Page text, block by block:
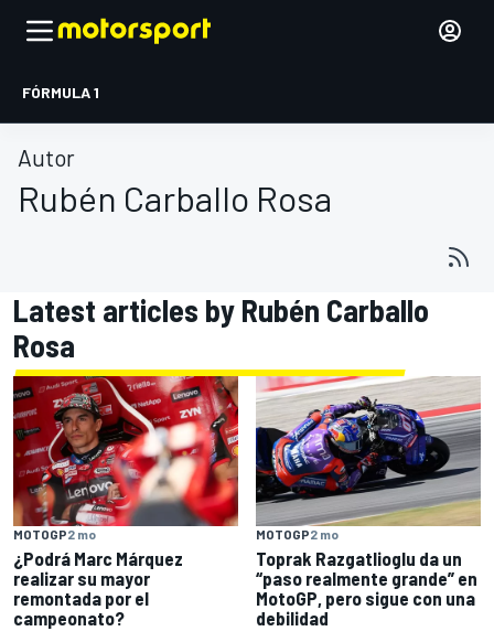
FÓRMULA 1
Autor
Rubén Carballo Rosa
Latest articles by Rubén Carballo
Rosa
MOTOGP2 mo
¿Podrá Marc Márquez
realizar su mayor
remontada por el
campeonato?
MOTOGP2 mo
Toprak Razgatlioglu da un
“paso realmente grande” en
MotoGP, pero sigue con una
debilidad